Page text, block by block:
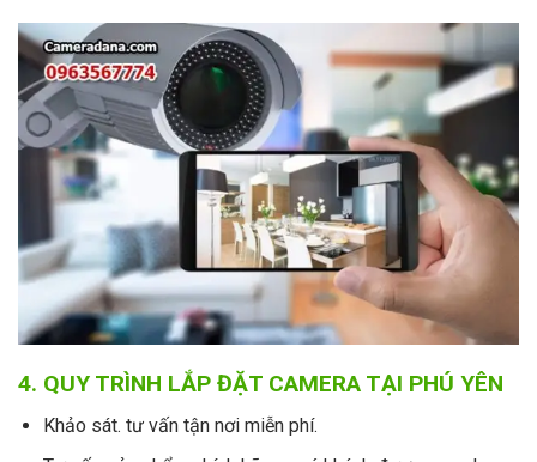
4. QUY TRÌNH LẮP ĐẶT CAMERA TẠI PHÚ YÊN
Khảo sát. tư vấn tận nơi miễn phí.